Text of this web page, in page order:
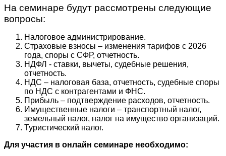
На семинаре будут рассмотрены следующие
вопросы:
Налоговое администрирование.
Страховые взносы – изменения тарифов с 2026
года, споры с СФР, отчетность.
НДФЛ - ставки, вычеты, судебные решения,
отчетность.
НДС – налоговая база, отчетность, судебные споры
по НДС с контрагентами и ФНС.
Прибыль – подтверждение расходов, отчетность.
Имущественные налоги – транспортный налог,
земельный налог, налог на имущество организаций.
Туристический налог.
Для участия в онлайн семинаре необходимо: